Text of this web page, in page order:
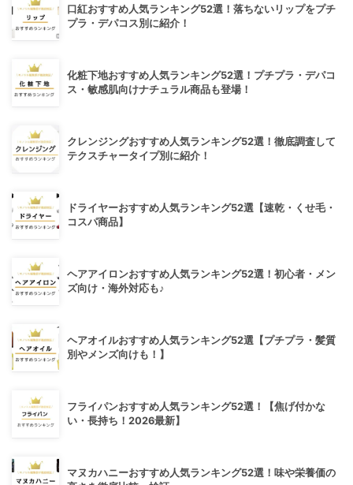
口紅おすすめ人気ランキング52選！落ちないリップをプチ
プラ・デパコス別に紹介！
化粧下地おすすめ人気ランキング52選！プチプラ・デパコ
ス・敏感肌向けナチュラル商品も登場！
クレンジングおすすめ人気ランキング52選！徹底調査して
テクスチャータイプ別に紹介！
ドライヤーおすすめ人気ランキング52選【速乾・くせ毛・
コスパ商品】
ヘアアイロンおすすめ人気ランキング52選！初心者・メン
ズ向け・海外対応も♪
ヘアオイルおすすめ人気ランキング52選【プチプラ・髪質
別やメンズ向けも！】
フライパンおすすめ人気ランキング52選！【焦げ付かな
い・長持ち！2026最新】
マヌカハニーおすすめ人気ランキング52選！味や栄養価の